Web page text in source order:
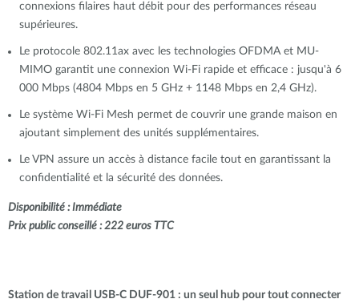
connexions filaires haut débit pour des performances réseau
supérieures.
Le protocole 802.11ax avec les technologies OFDMA et MU-
MIMO garantit une connexion Wi-Fi rapide et efficace : jusqu'à 6
000 Mbps (4804 Mbps en 5 GHz + 1148 Mbps en 2,4 GHz).
Le système Wi-Fi Mesh permet de couvrir une grande maison en
ajoutant simplement des unités supplémentaires.
Le VPN assure un accès à distance facile tout en garantissant la
confidentialité et la sécurité des données.
Disponibilité : Immédiate
Prix public conseillé : 222 euros TTC
Station de travail USB-C DUF-901 : un seul hub pour tout connecter